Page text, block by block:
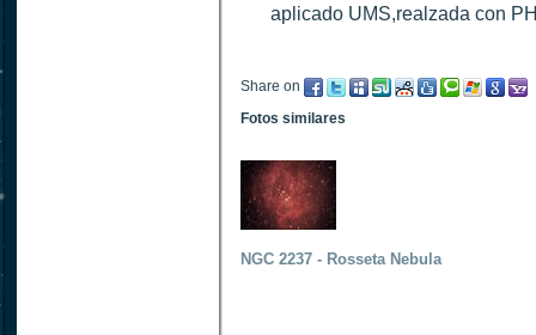
aplicado UMS,realzada con
Share on
Fotos similares
NGC 2237 - Rosseta Nebula